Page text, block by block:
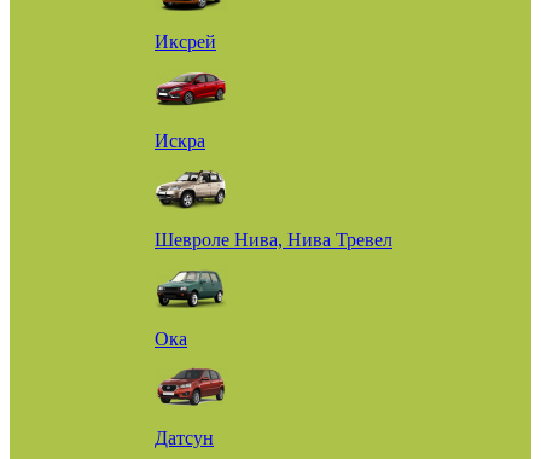
Иксрей
Искра
Шевроле Нива, Нива Тревел
Ока
Датсун